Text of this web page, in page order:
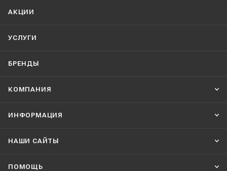
АКЦИИ
УСЛУГИ
БРЕНДЫ
КОМПАНИЯ
ИНФОРМАЦИЯ
НАШИ CАЙТЫ
ПОМОЩЬ